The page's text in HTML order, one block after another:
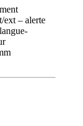
ext – alerte